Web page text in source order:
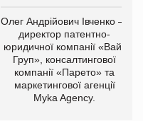
Олег Андрійович Івченко —
директор патентно-
юридичної компанії «Вайз
Груп», консалтингової
компанії «Парето» та
маркетингової агенції
Myka Agency.